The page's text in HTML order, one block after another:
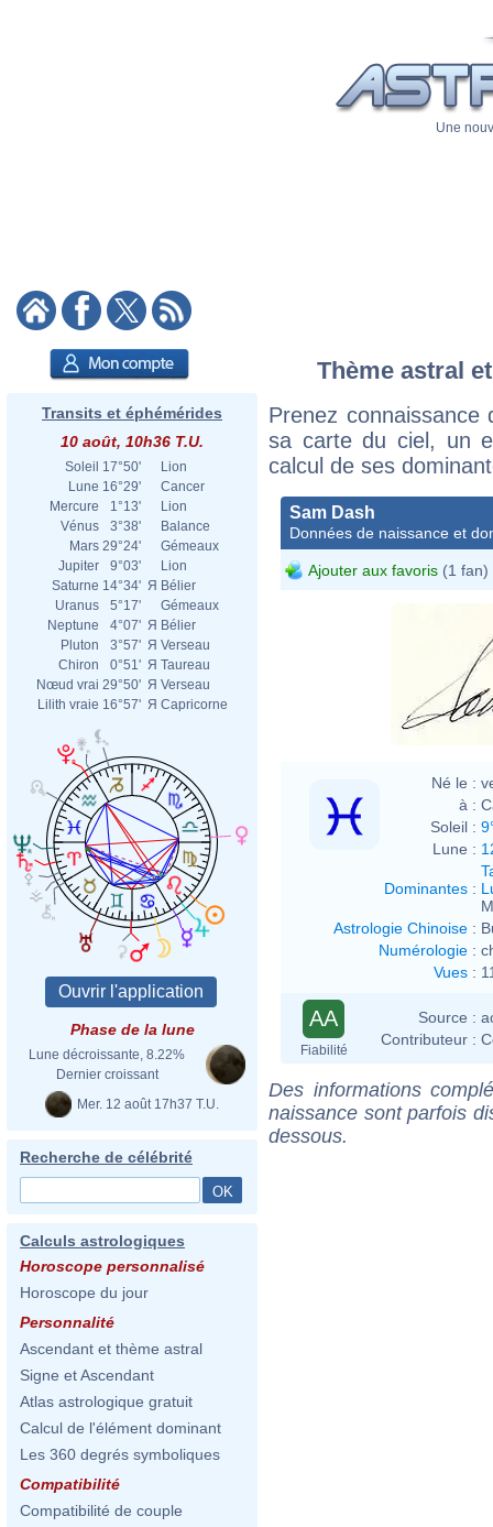
Une
Transits et éphémérides
10 août, 10h36 T.U.
Soleil 17°50'
Lion
Lune 16°29'
Cancer
Mercure
1°13'
Lion
Vénus
3°38'
Balance
Mars 29°24'
Gémeaux
Jupiter
9°03'
Lion
Saturne 14°34' Я Bélier
Uranus
5°17'
Gémeaux
Neptune
4°07' Я Bélier
Pluton
3°57' Я Verseau
Chiron
0°51' Я Taureau
Nœud vrai 29°50' Я Verseau
Lilith vraie 16°57' Я Capricorne
Phase de la lune
Lune décroissante, 8.22%
Dernier croissant
Mer. 12 août 17h37 T.U.
Recherche de célébrité
Calculs astrologiques
Horoscope personnalisé
Horoscope du jour
Personnalité
Ascendant et thème astral
Signe et Ascendant
Atlas astrologique gratuit
Calcul de l'élément dominant
Les 360 degrés symboliques
Compatibilité
Compatibilité de couple
Thème astral
Prenez
sa carte du ciel, un
calcul de ses
Sam Dash
Données de naissance et
Ajouter aux favoris (1 fan)
Né le :
à :
Soleil :
Lune :
Dominantes :
Astrologie Chinoise :
Numérologie :
Vues :
AA
Fiabilité
Source :
Contributeur :
Des informations
naissance sont parfois
dessous.